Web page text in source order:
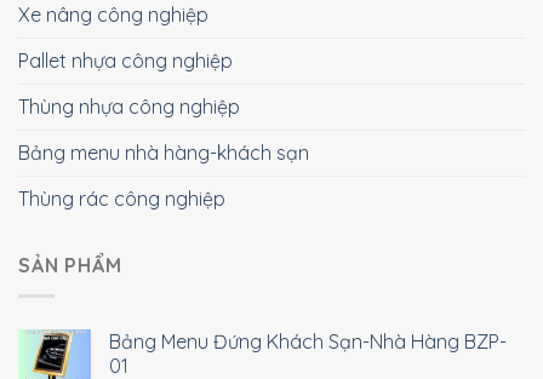
Xe nâng công nghiệp
Pallet nhựa công nghiệp
Thùng nhựa công nghiệp
Bảng menu nhà hàng-khách sạn
Thùng rác công nghiệp
SẢN PHẨM
Bảng Menu Đứng Khách Sạn-Nhà Hàng BZP-
01